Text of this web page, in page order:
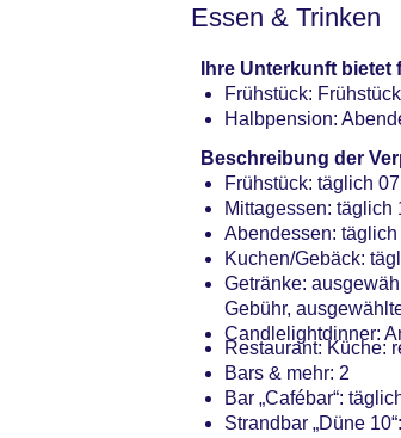
Essen & Trinken
Ihre Unterkunft
Frühstück: Frühstück
Halbpension:
Beschreibung der
Frühstück: täglich
Mittagessen: täglich
Abendessen:
Kuchen/Gebäck:
Getränke:
Gebühr,
Candlelightdinner:
Restaurant: Küche:
Bars & mehr: 2
Bar „Cafébar“:
Strandbar „Düne